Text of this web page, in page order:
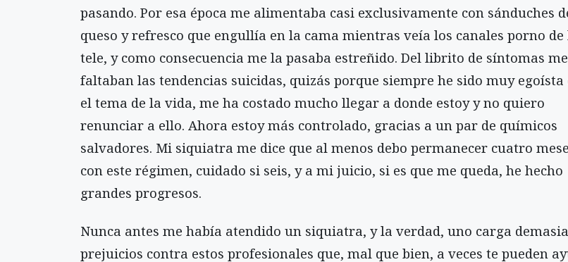
pasando. Por esa época me alimentaba casi exclusivamente con sánduches
queso y refresco que engullía en la cama mientras veía los canales porno de
tele, y como consecuencia me la pasaba estreñido. Del librito de síntomas me
faltaban las tendencias suicidas, quizás porque siempre he sido muy egoísta
el tema de la vida, me ha costado mucho llegar a donde estoy y no quiero
renunciar a ello. Ahora estoy más controlado, gracias a un par de químicos
salvadores. Mi siquiatra me dice que al menos debo permanecer cuatro
con este régimen, cuidado si seis, y a mi juicio, si es que me queda, he hecho
grandes progresos.
Nunca antes me había atendido un siquiatra, y la verdad, uno carga
prejuicios contra estos profesionales que, mal que bien, a veces te pueden